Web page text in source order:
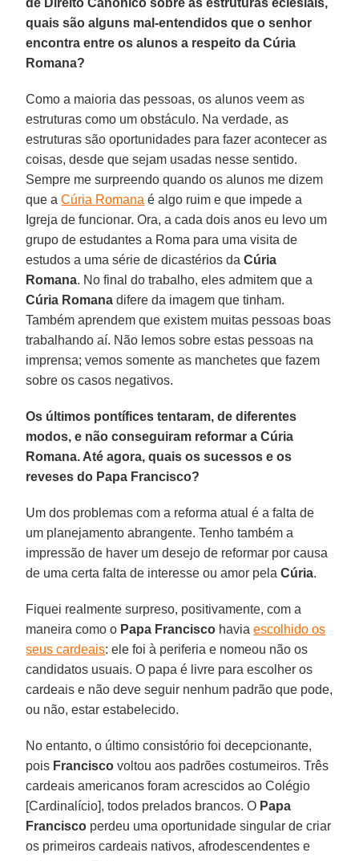
quais são alguns mal-entendidos que o senhor
encontra entre os alunos a respeito da Cúria
Romana?
Como a maioria das pessoas, os alunos veem as
estruturas como um obstáculo. Na verdade, as
estruturas são oportunidades para fazer acontecer as
coisas, desde que sejam usadas nesse sentido.
Sempre me surpreendo quando os alunos me dizem
que aCúria Romana é algo ruim e que impede a
Igreja de funcionar. Ora, a cada dois anos eu levo um
grupo de estudantes a Roma para uma visita de
estudos a uma série de dicastérios daCúria
Romana. No final do trabalho, eles admitem que a
Cúria Romana difere da imagem que tinham.
Também aprendem que existem muitas pessoas boas
trabalhando aí. Não lemos sobre estas pessoas na
imprensa; vemos somente as manchetes que fazem
sobre os casos negativos.
Os últimos pontífices tentaram, de diferentes
modos, e não conseguiram reformar a Cúria
Romana. Até agora, quais os sucessos e os
reveses do Papa Francisco?
Um dos problemas com a reforma atual é a falta de
um planejamento abrangente. Tenho também a
impressão de haver um desejo de reformar por causa
de uma certa falta de interesse ou amor pelaCúria.
Fiquei realmente surpreso, positivamente, com a
maneira como o Papa Francisco haviaescolhido os
seus cardeais: ele foi à periferia e nomeou não os
candidatos usuais. O papa é livre para escolher os
cardeais e não deve seguir nenhum padrão que pode,
ou não, estar estabelecido.
No entanto, o último consistório foi decepcionante,
pois Francisco voltou aos padrões costumeiros. Três
cardeais americanos foram acrescidos ao Colégio
[Cardinalício], todos prelados brancos. O Papa
Francisco perdeu uma oportunidade singular de criar
os primeiros cardeais nativos, afrodescendentes e